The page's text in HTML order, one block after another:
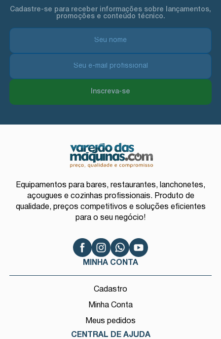
Cadastre-se para receber informações sobre lançamentos,
promoções e conteúdo técnico.
Inscreva-se
Equipamentos para bares, restaurantes, lanchonetes,
açougues e cozinhas profissionais. Produto de
qualidade, preços competitivos e soluções eficientes
para o seu negócio!
MINHA CONTA
Cadastro
Minha Conta
Meus pedidos
CENTRAL DE AJUDA